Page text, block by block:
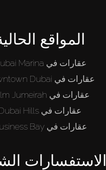
المواقع
عقارات في Dubai Marina
عقارات في Downtown Dubai
عقارات في Palm Jumeirah
عقارات في Dubai Hills
عقارات في Business Bay
الاستفسارات